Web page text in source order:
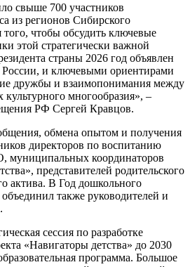
свыше 700 участников
из регионов Сибирского
того, чтобы обсудить ключевые
этой стратегически важной
страны 2026 год объявлен
России, и ключевыми ориентирами
дружбы и взаимопонимания между
многообразия», –
РФ Сергей Кравцов.
обмена опытом и получения
директоров по воспитанию
координаторов
представителей родительского
актива. В Год дошкольного
также руководителей и
сессия по разработке
«Навигаторы детства» до 2030
программа. Большое